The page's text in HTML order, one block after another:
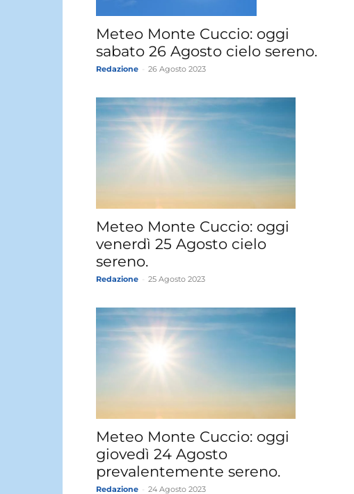
Meteo Monte Cuccio: oggi
sabato 26 Agosto cielo sereno.
Redazione 26 Agosto 2023
Meteo Monte Cuccio: oggi
venerdì 25 Agosto cielo
sereno.
Redazione 25 Agosto 2023
Meteo Monte Cuccio: oggi
giovedì 24 Agosto
prevalentemente sereno.
Redazione 24 Agosto 2023